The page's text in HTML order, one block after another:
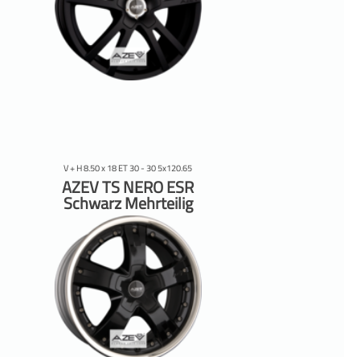
V + H 8.50 x 18 ET 30 - 30 5x120.65
AZEV TS NERO ESR
Schwarz Mehrteilig